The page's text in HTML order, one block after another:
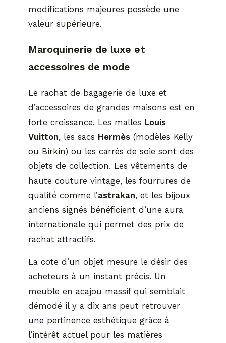
modifications majeures possède une
valeur supérieure.
Maroquinerie de luxe et
accessoires de mode
Le rachat de bagagerie de luxe et
d’accessoires de grandes maisons est en
forte croissance. Les malles Louis
Vuitton, les sacs Hermès (modèles Kelly
ou Birkin) ou les carrés de soie sont des
objets de collection. Les vêtements de
haute couture vintage, les fourrures de
qualité comme l’astrakan, et les bijoux
anciens signés bénéficient d’une aura
internationale qui permet des prix de
rachat attractifs.
La cote d’un objet mesure le désir des
acheteurs à un instant précis. Un
meuble en acajou massif qui semblait
démodé il y a dix ans peut retrouver
une pertinence esthétique grâce à
l’intérêt actuel pour les matières